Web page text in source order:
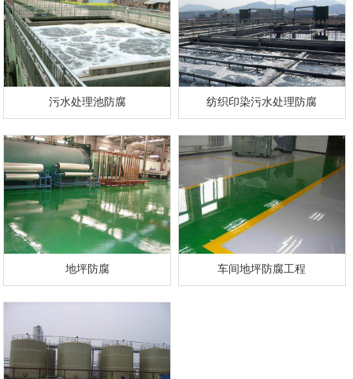
污水处理池防腐 纺织印染污水处理防腐
地坪防腐 车间地坪防腐工程